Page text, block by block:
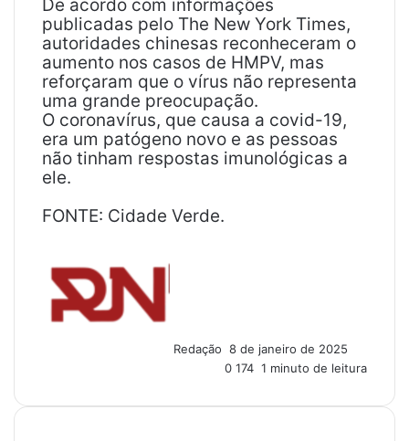
De acordo com informações
publicadas pelo The New York Times,
autoridades chinesas reconheceram o
aumento nos casos de HMPV, mas
reforçaram que o vírus não representa
uma grande preocupação.
O coronavírus, que causa a covid-19,
era um patógeno novo e as pessoas
não tinham respostas imunológicas a
ele.
FONTE: Cidade Verde.
Redação m
e
m
8 de janeiro de 2025
0 174 1 minuto de leitura